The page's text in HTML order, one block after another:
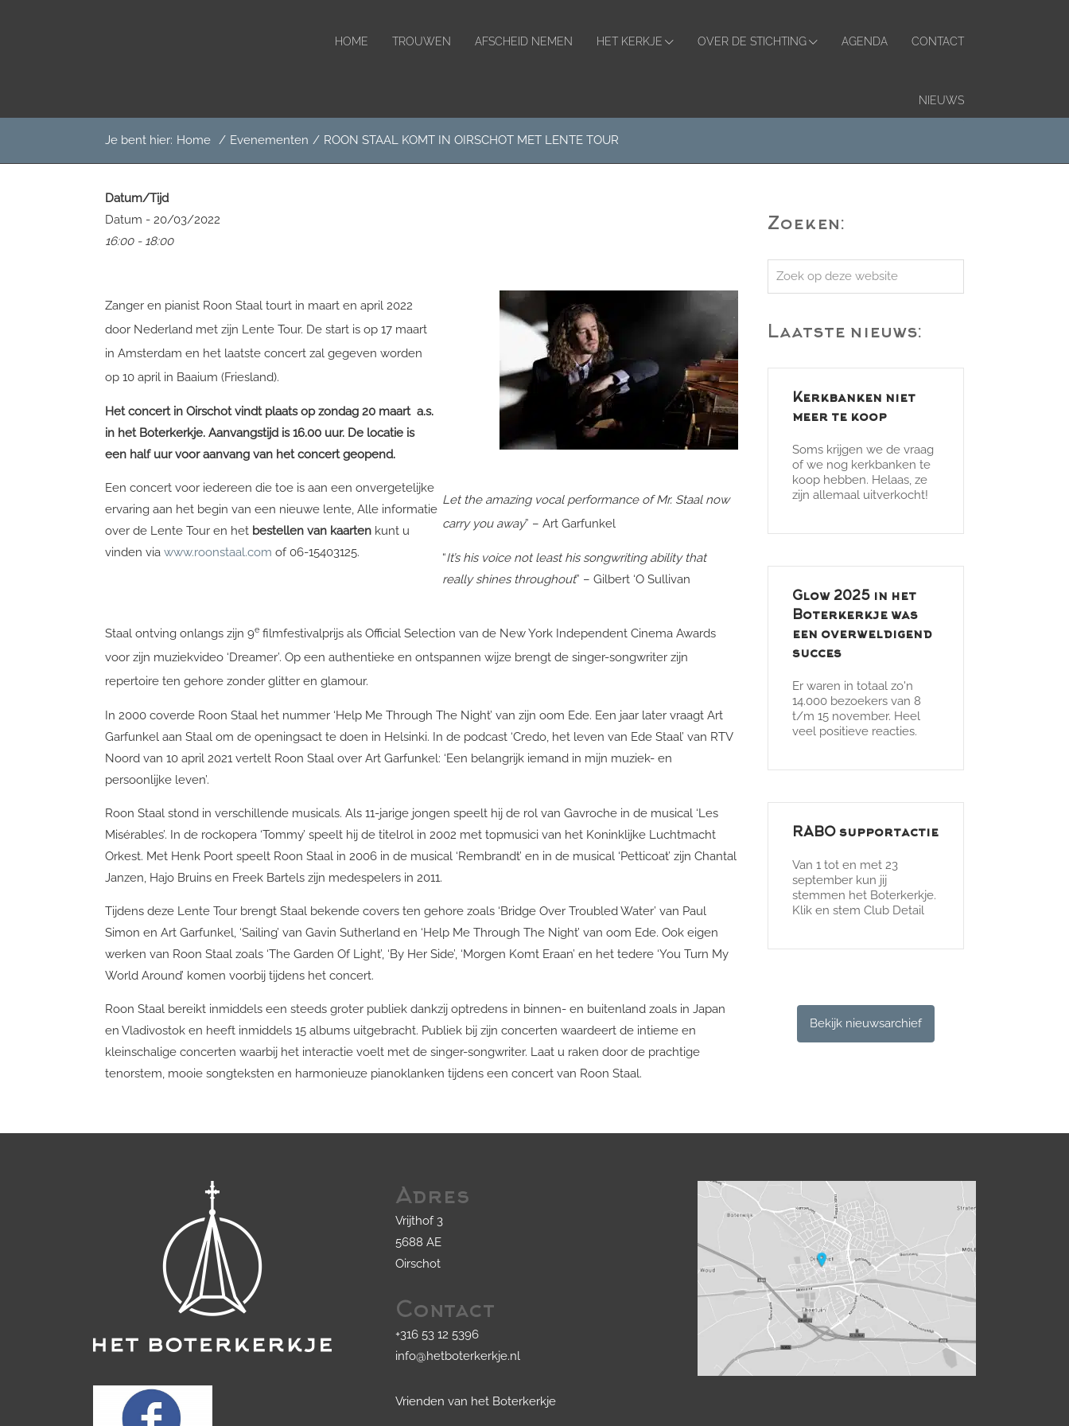
Rechts
HOME TROUWEN AFSCHEID NEMEN HET KERKJE OVER DE STICHTING AGENDA CONTACT
NIEUWS
Je bent hier: Home / Evenementen / ROON STAAL KOMT IN OIRSCHOT MET LENTE TOUR
Datum/Tijd
Datum - 20/03/2022
16:00 - 18:00
Zanger en pianist Roon Staal tourt in maart en april 2022
door Nederland met zijn Lente Tour. De start is op 17 maart
in Amsterdam en het laatste concert zal gegeven worden
op 10 april in Baaium (Friesland).
Het concert in Oirschot vindt plaats op zondag 20 maart a.s.
in het Boterkerkje. Aanvangstijd is 16.00 uur. De locatie is
een half uur voor aanvang van het concert geopend.
Een concert voor iedereen die toe is aan een onvergetelijke
ervaring aan het begin van een nieuwe lente, Alle informatie
over de Lente Tour en het bestellen van kaarten kunt u
vinden via www.roonstaal.com of 06-15403125.
Let the amazing vocal performance of Mr. Staal now
carry you away” – Art Garfunkel
“It’s his voice not least his songwriting ability that
really shines throughout” – Gilbert ‘O Sullivan
Staal ontving onlangs zijn 9e filmfestivalprijs als Official Selection van de New York Independent Cinema Awards
voor zijn muziekvideo ‘Dreamer’. Op een authentieke en ontspannen wijze brengt de singer-songwriter zijn
repertoire ten gehore zonder glitter en glamour.
In 2000 coverde Roon Staal het nummer ‘Help Me Through The Night’ van zijn oom Ede. Een jaar later vraagt Art
Garfunkel aan Staal om de openingsact te doen in Helsinki. In de podcast ‘Credo, het leven van Ede Staal’ van RTV
Noord van 10 april 2021 vertelt Roon Staal over Art Garfunkel: ‘Een belangrijk iemand in mijn muziek- en
persoonlijke leven’.
Roon Staal stond in verschillende musicals. Als 11-jarige jongen speelt hij de rol van Gavroche in de musical ‘Les
Misérables’. In de rockopera ‘Tommy’ speelt hij de titelrol in 2002 met topmusici van het Koninklijke Luchtmacht
Orkest. Met Henk Poort speelt Roon Staal in 2006 in de musical ‘Rembrandt’ en in de musical ‘Petticoat’ zijn Chantal
Janzen, Hajo Bruins en Freek Bartels zijn medespelers in 2011.
Tijdens deze Lente Tour brengt Staal bekende covers ten gehore zoals ‘Bridge Over Troubled Water’ van Paul
Simon en Art Garfunkel, ‘Sailing’ van Gavin Sutherland en ‘Help Me Through The Night’ van oom Ede. Ook eigen
werken van Roon Staal zoals ‘The Garden Of Light’, ‘By Her Side’, ‘Morgen Komt Eraan’ en het tedere ‘You Turn My
World Around’ komen voorbij tijdens het concert.
Roon Staal bereikt inmiddels een steeds groter publiek dankzij optredens in binnen- en buitenland zoals in Japan
en Vladivostok en heeft inmiddels 15 albums uitgebracht. Publiek bij zijn concerten waardeert de intieme en
kleinschalige concerten waarbij het interactie voelt met de singer-songwriter. Laat u raken door de prachtige
tenorstem, mooie songteksten en harmonieuze pianoklanken tijdens een concert van Roon Staal.
Zoeken:
Zoek
op
website
Laatste nieuws:
Kerkbanken niet
meer te koop
Soms krijgen we de vraag
of we nog kerkbanken te
koop hebben. Helaas, ze
zijn allemaal uitverkocht!
Glow 2025 in het
Boterkerkje was
een overweldigend
succes
Er waren in totaal zo'n
14.000 bezoekers van 8
t/m 15 november. Heel
veel positieve reacties.
RABO supportactie
Van 1 tot en met 23
september kun jij
stemmen het Boterkerkje.
Klik en stem Club Detail
Bekijk nieuwsarchief
Adres
Vrijthof 3
5688 AE
Oirschot
Contact
+316 53 12 5396
info@hetboterkerkje.nl
Vrienden van het Boterkerkje